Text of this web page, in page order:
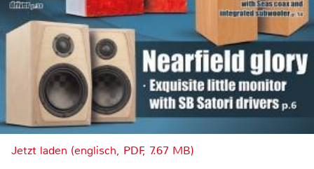
Jetzt laden (englisch, PDF, 7.67 MB)